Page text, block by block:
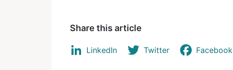
Share this article
LinkedIn Twitter Facebook